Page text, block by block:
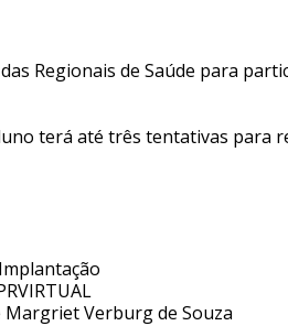
Regionais de Saúde para
terá até três tentativas para
Verburg de Souza